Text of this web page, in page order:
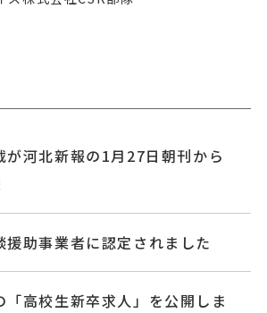
が河北新報の1月27日朝刊から
援助事業者に認定されました
「高校生新卒求人」を公開しま